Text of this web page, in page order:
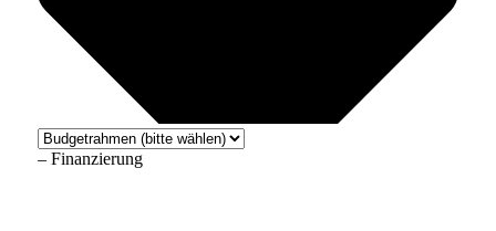
– Finanzierung